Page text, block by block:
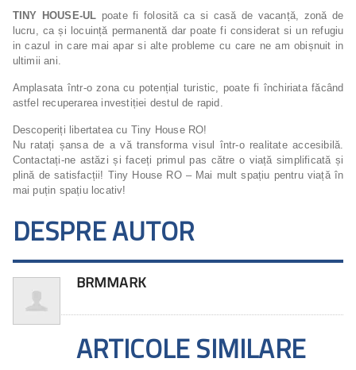
TINY HOUSE-UL poate fi folosită ca si casă de vacanță, zonă de
lucru, ca și locuință permanentă dar poate fi considerat si un refugiu
in cazul in care mai apar si alte probleme cu care ne am obișnuit in
ultimii ani.
Amplasata într-o zona cu potențial turistic, poate fi închiriata făcând
astfel recuperarea investiției destul de rapid.
Descoperiți libertatea cu Tiny House RO!
Nu ratați șansa de a vă transforma visul într-o realitate accesibilă.
Contactați-ne astăzi și faceți primul pas către o viață simplificată și
plină de satisfacții! Tiny House RO – Mai mult spațiu pentru viață în
mai puțin spațiu locativ!
DESPRE AUTOR
BRMMARK
ARTICOLE SIMILARE